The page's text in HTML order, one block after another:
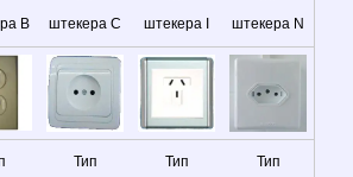
B
штекера C
штекера I
штекера N
Тип
Тип
Тип